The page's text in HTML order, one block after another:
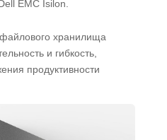
EMC Isilon.
хранилища
и гибкость,
продуктивности